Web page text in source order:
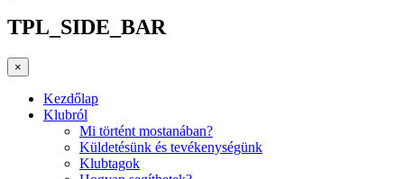
TPL_SIDE_BAR
×
Kezdőlap
Klubról
Mi történt mostanában?
Küldetésünk és tevékenységünk
Klubtagok